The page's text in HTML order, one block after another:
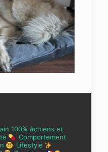
100% #chiens et
Comportement
Lifestyle